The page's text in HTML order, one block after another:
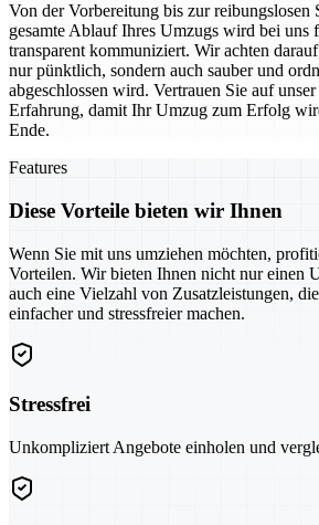
Von der Vorbereitung bis zur reibungslosen
gesamte Ablauf Ihres Umzugs wird bei uns
transparent kommuniziert. Wir achten
nur pünktlich, sondern auch sauber und
abgeschlossen wird. Vertrauen Sie auf
Erfahrung, damit Ihr Umzug zum Erfolg
Ende.
Features
Diese Vorteile bieten wir Ihnen
Wenn Sie mit uns umziehen möchten,
Vorteilen. Wir bieten Ihnen nicht nur einen
auch eine Vielzahl von Zusatzleistungen,
einfacher und stressfreier machen.
Stressfrei
Unkompliziert Angebote einholen und